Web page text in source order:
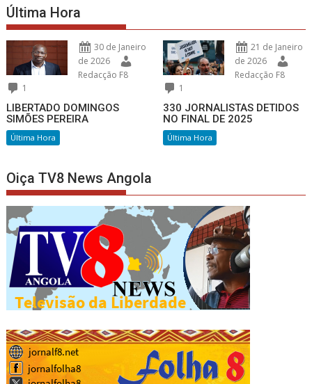
Última Hora
30 de Janeiro
de 2026
Redacção F8
1
LIBERTADO DOMINGOS
SIMÕES PEREIRA
Última Hora
21 de Janeiro
de 2026
Redacção F8
1
330 JORNALISTAS DETIDOS
NO FINAL DE 2025
Última Hora
Oiça TV8 News Angola